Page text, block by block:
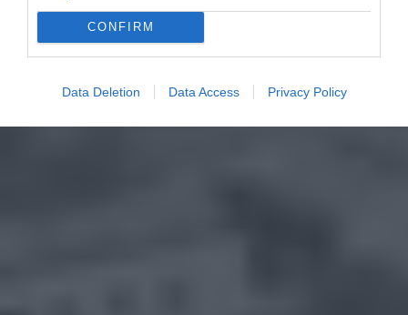
CONFIRM
Data Deletion Data Access Privacy Policy